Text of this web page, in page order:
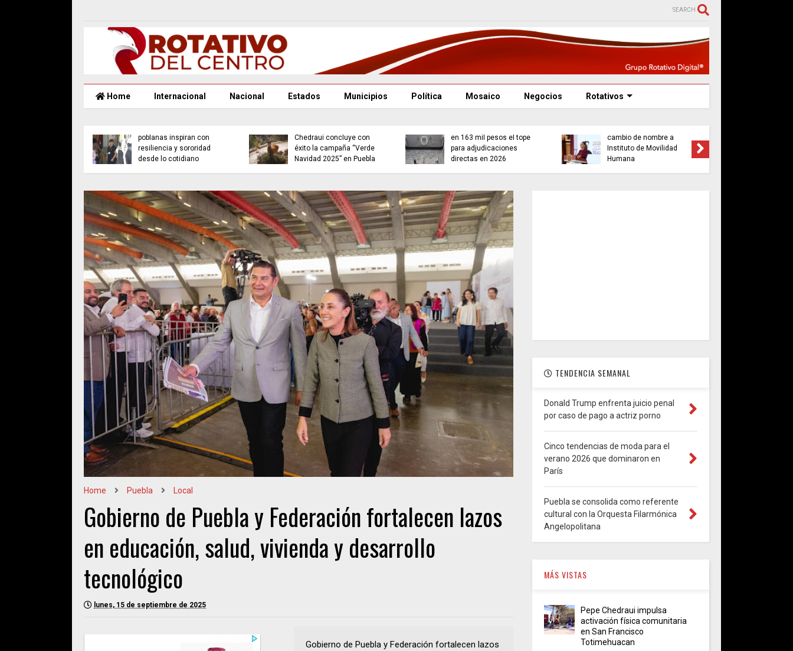
SEARCH
Home Internacional Nacional Estados Municipios Política Mosaico Negocios Rotativos
poblanas inspiran con
resiliencia y sororidad
desde lo cotidiano
Chedraui concluye con
éxito la campaña “Verde
Navidad 2025” en Puebla
en 163 mil pesos el tope
para adjudicaciones
directas en 2026
cambio de nombre a
Instituto de Movilidad
Humana
Home Puebla Local
Gobierno de Puebla y Federación fortalecen lazos
en educación, salud, vivienda y desarrollo
tecnológico
lunes, 15 de septiembre de 2025
Gobierno de Puebla y Federación fortalecen lazos
TENDENCIA SEMANAL
Donald Trump enfrenta juicio penal
por caso de pago a actriz porno
Cinco tendencias de moda para el
verano 2026 que dominaron en
París
Puebla se consolida como referente
cultural con la Orquesta Filarmónica
Angelopolitana
MÁS VISTAS
Pepe Chedraui impulsa
activación física comunitaria
en San Francisco
Totimehuacan